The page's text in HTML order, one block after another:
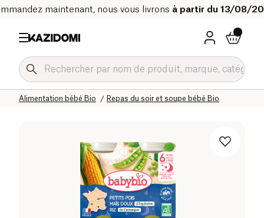
maintenant, nous vous livrons à partir du 13/08/
Repas du soir et soupe bébé Bio
Alimentation bébé Bio
Bébé & Enfant
Notre catalogue bio
Accueil